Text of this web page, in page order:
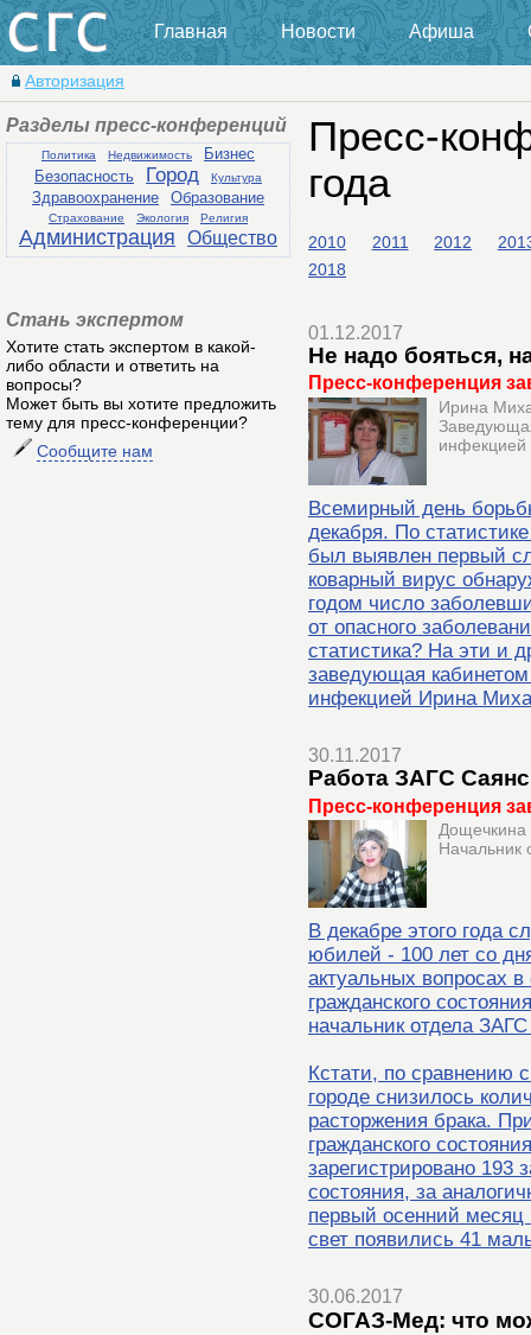
Главная Новости Афиша
Авторизация
Разделы пресс-конференций
Политика Недвижимость
Бизнес
Безопасность
Город Культура
Здравоохранение Образование
Страхование Экология Религия
Администрация Общество
Стань экспертом
Хотите стать экспертом в какой-
либо области и ответить на
вопросы?
Может быть вы хотите предложить
тему для пресс-конференции?
Сообщите нам
Пресс-
года
2010 2011 2012
2018
01.12.2017
Не надо бояться,
Пресс-конференция
Ирина
инфекцией
Всемирный день
декабря. По
был выявлен первый
коварный вирус
годом число
от опасного
статистика? На эти и
заведующая
инфекцией Ирина
30.11.2017
Работа ЗАГС
Пресс-конференция
Дощечкина
Начальник
В декабре этого года
юбилей - 100 лет со
актуальных вопросах
гражданского
начальник отдела
Кстати, по сравнению
городе снизилось
расторжения брака.
гражданского
зарегистрировано 193
состояния, за
первый осенний месяц
свет появились 41
30.06.2017
СОГАЗ-Мед: что